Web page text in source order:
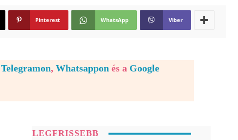
Pinterest WhatsApp Viber
Telegramon, Whatsappon és a Google
LEGFRISSEBB